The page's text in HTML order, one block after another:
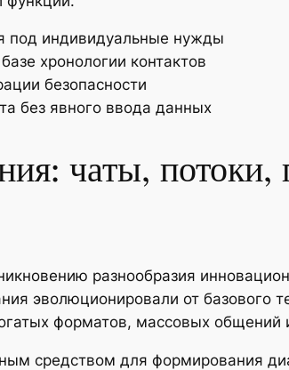
под индивидуальные нужды
хронологии контактов
безопасности
без явного ввода данных
чаты, потоки,
разнообразия
эволюционировали от базового
форматов, массовых общений
средством для формирования